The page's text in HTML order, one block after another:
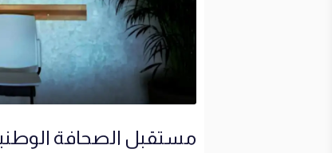
مستقبل الصحافة